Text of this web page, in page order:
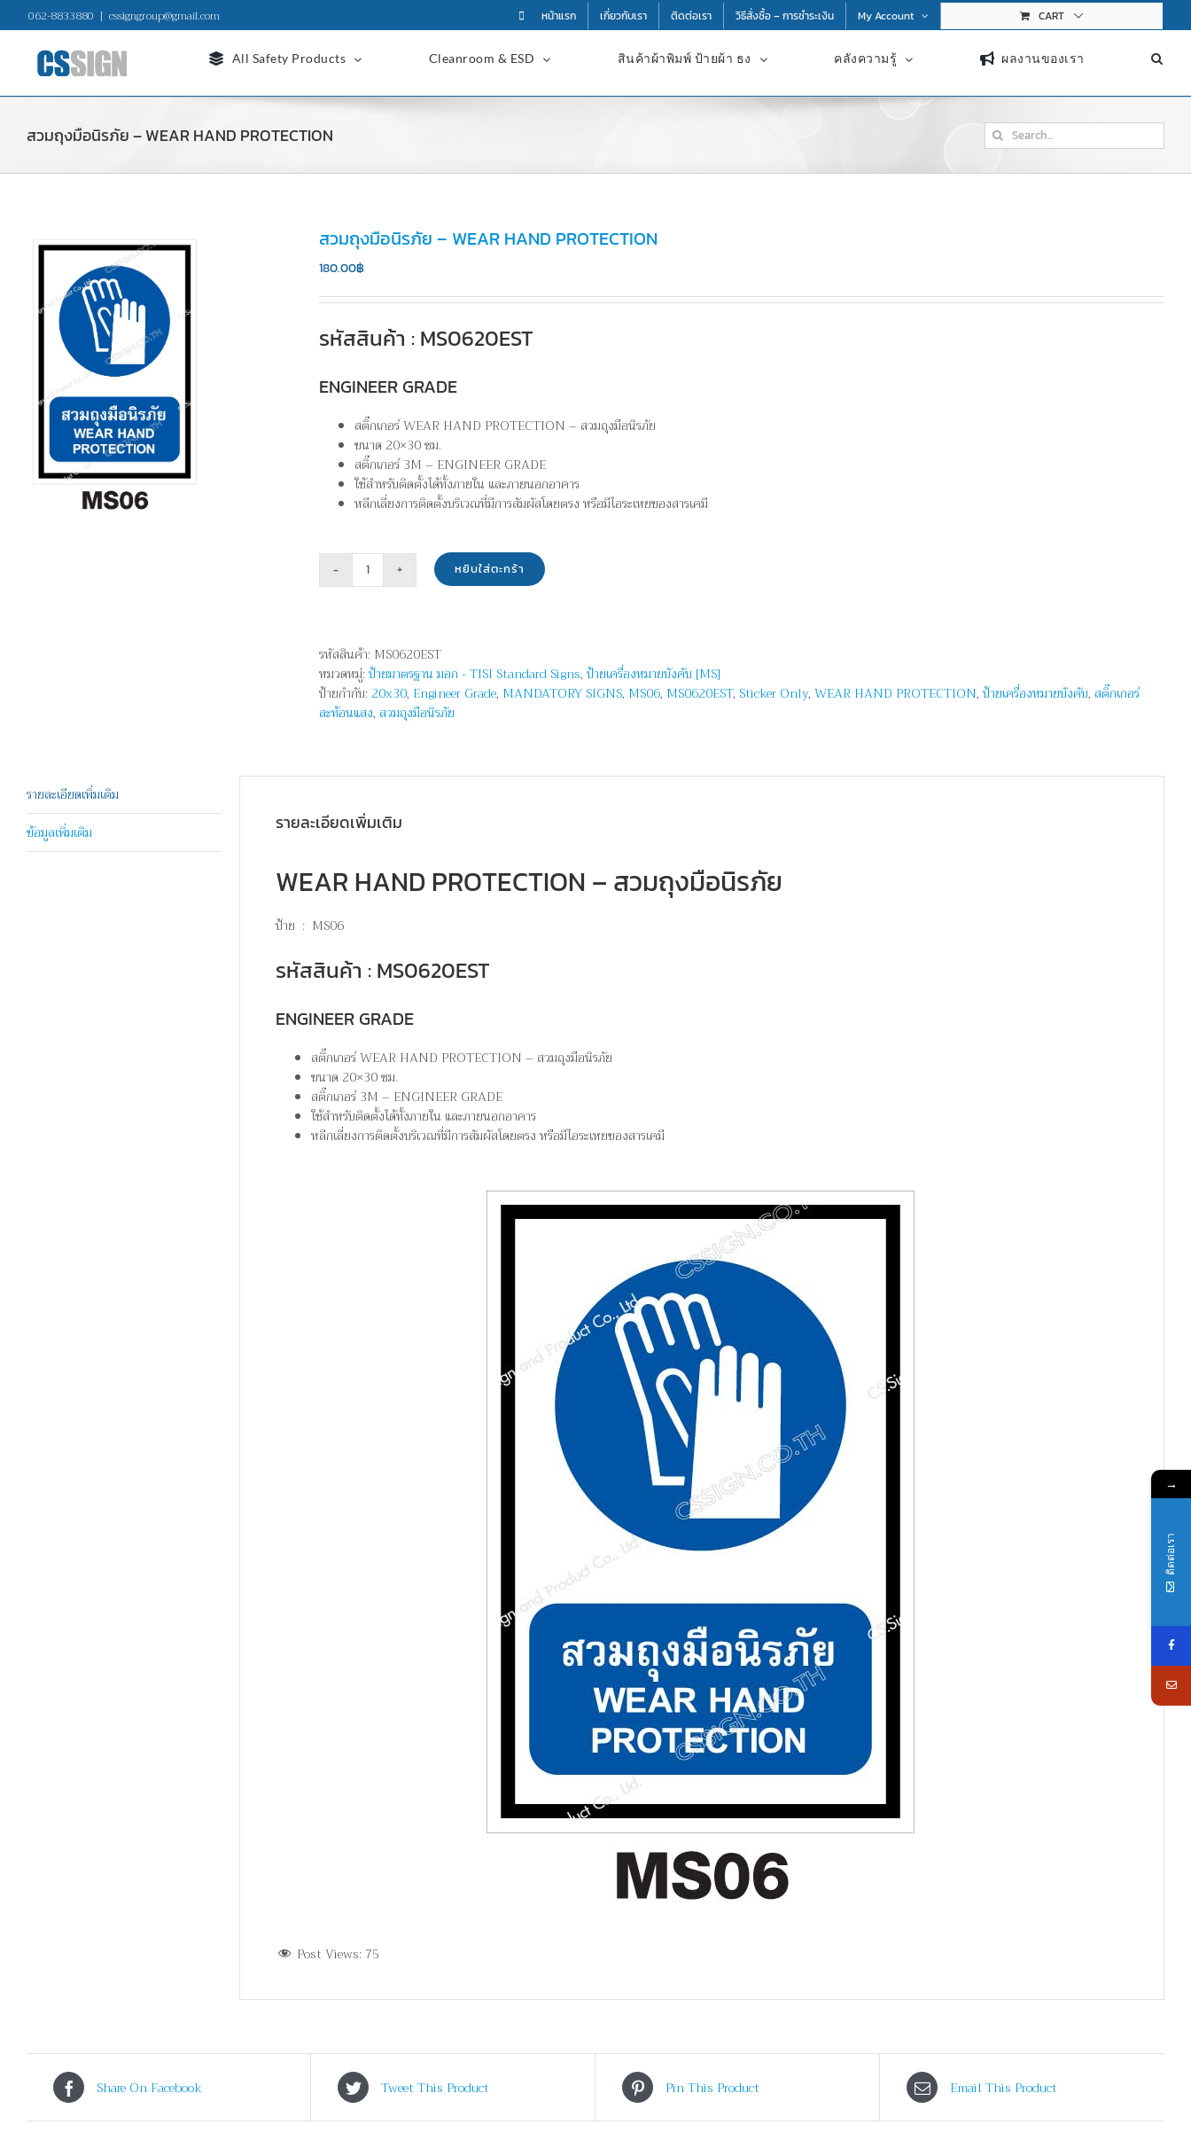
to
content
062-8833880 | cssigngroup@gmail.com หน้าแรก เกี่ยวกับเรา ติดต่อเรา วิธีสั่งซื้อ – การชำระเงิน My Account CART
All Safety Products Cleanroom & ESD สินค้าผ้าพิมพ์ ป้ายผ้า ธง คลังความรู้ ผลงานของเรา
สวมถุงมือนิรภัย – WEAR HAND PROTECTION
Search
for:
สวมถุงมือนิรภัย – WEAR HAND PROTECTION
180.00฿
รหัสสินค้า : MS0620EST
ENGINEER GRADE
สติ๊กเกอร์ WEAR HAND PROTECTION – สวมถุงมือนิรภัย
ขนาด 20×30 ซม.
สติ๊กเกอร์ 3M – ENGINEER GRADE
ใช้สำหรับติดตั้งได้ทั้งภายใน และภายนอกอาคาร
หลีกเลี่ยงการติดตั้งบริเวณที่มีการสัมผัสโดยตรง หรือมีไอระเหยของสารเคมี
จำนวน
-
WEAR
HAND
PROTECTION
หยิบใส่ตะกร้า
รหัสสินค้า: MS0620EST
หมวดหมู่:ป้ายมาตรฐาน มอก - TISI Standard Signs, ป้ายเครื่องหมายบังคับ [MS]
ป้ายกำกับ:20x30, Engineer Grade, MANDATORY SIGNS, MS06, MS0620EST, Sticker Only, WEAR HAND PROTECTION, ป้ายเครื่องหมายบังคับ, สติ๊กเกอร์
สะท้อนแสง, สวมถุงมือนิรภัย
รายละเอียดเพิ่มเติม
ข้อมูลเพิ่มเติม
รายละเอียดเพิ่มเติม
WEAR HAND PROTECTION – สวมถุงมือนิรภัย
ป้าย : MS06
รหัสสินค้า : MS0620EST
ENGINEER GRADE
สติ๊กเกอร์ WEAR HAND PROTECTION – สวมถุงมือนิรภัย
ขนาด 20×30 ซม.
สติ๊กเกอร์ 3M – ENGINEER GRADE
ใช้สำหรับติดตั้งได้ทั้งภายใน และภายนอกอาคาร
หลีกเลี่ยงการติดตั้งบริเวณที่มีการสัมผัสโดยตรง หรือมีไอระเหยของสารเคมี
Post Views: 75
Share On Facebook Tweet This Product Pin This Product Email This Product
→
ติดต่อเรา